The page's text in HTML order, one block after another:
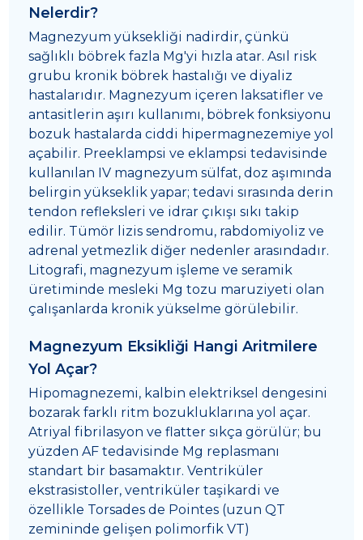
Nelerdir?
Magnezyum yüksekliği nadirdir, çünkü
sağlıklı böbrek fazla Mg'yi hızla atar. Asıl risk
grubu kronik böbrek hastalığı ve diyaliz
hastalarıdır. Magnezyum içeren laksatifler ve
antasitlerin aşırı kullanımı, böbrek fonksiyonu
bozuk hastalarda ciddi hipermagnezemiye yol
açabilir. Preeklampsi ve eklampsi tedavisinde
kullanılan IV magnezyum sülfat, doz aşımında
belirgin yükseklik yapar; tedavi sırasında derin
tendon refleksleri ve idrar çıkışı sıkı takip
edilir. Tümör lizis sendromu, rabdomiyoliz ve
adrenal yetmezlik diğer nedenler arasındadır.
Litografi, magnezyum işleme ve seramik
üretiminde mesleki Mg tozu maruziyeti olan
çalışanlarda kronik yükselme görülebilir.
Magnezyum Eksikliği Hangi Aritmilere
Yol Açar?
Hipomagnezemi, kalbin elektriksel dengesini
bozarak farklı ritm bozukluklarına yol açar.
Atriyal fibrilasyon ve flatter sıkça görülür; bu
yüzden AF tedavisinde Mg replasmanı
standart bir basamaktır. Ventriküler
ekstrasistoller, ventriküler taşikardi ve
özellikle Torsades de Pointes (uzun QT
zemininde gelişen polimorfik VT)